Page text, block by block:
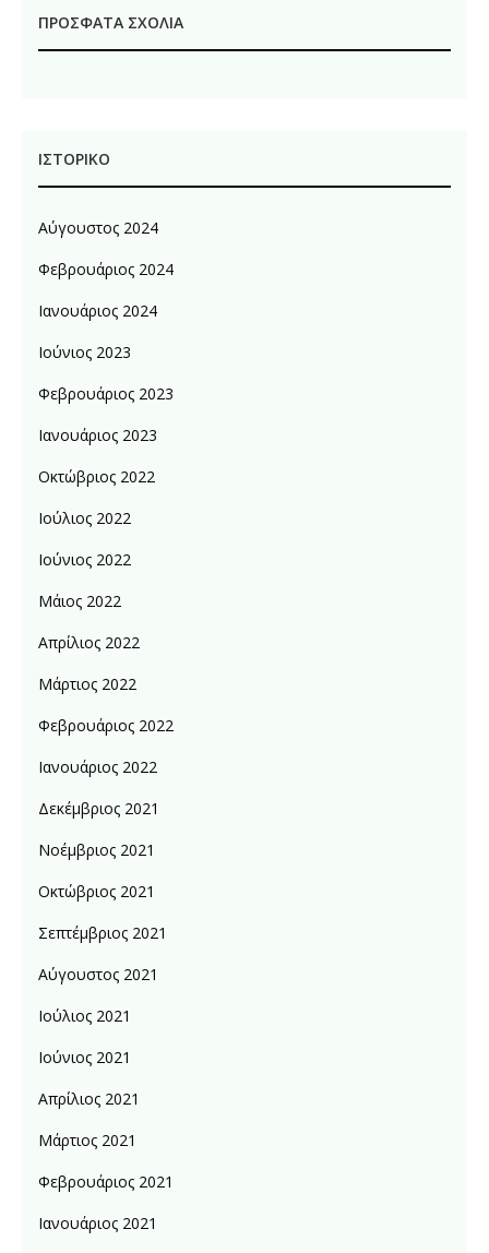
ΠΡΌΣΦΑΤΑ ΣΧΌΛΙΑ
ΙΣΤΟΡΙΚΌ
Αύγουστος 2024
Φεβρουάριος 2024
Ιανουάριος 2024
Ιούνιος 2023
Φεβρουάριος 2023
Ιανουάριος 2023
Οκτώβριος 2022
Ιούλιος 2022
Ιούνιος 2022
Μάιος 2022
Απρίλιος 2022
Μάρτιος 2022
Φεβρουάριος 2022
Ιανουάριος 2022
Δεκέμβριος 2021
Νοέμβριος 2021
Οκτώβριος 2021
Σεπτέμβριος 2021
Αύγουστος 2021
Ιούλιος 2021
Ιούνιος 2021
Απρίλιος 2021
Μάρτιος 2021
Φεβρουάριος 2021
Ιανουάριος 2021